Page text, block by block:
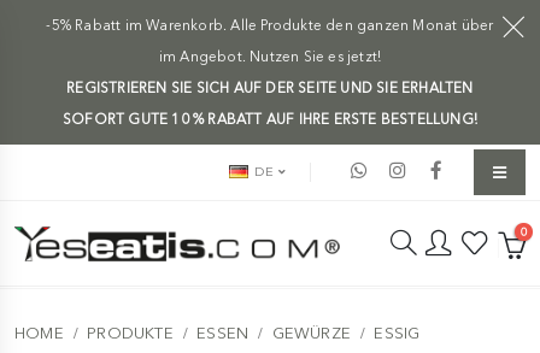
-5% Rabatt im Warenkorb. Alle Produkte den ganzen Monat über
im Angebot. Nutzen Sie es jetzt!
REGISTRIEREN SIE SICH AUF DER SEITE UND SIE ERHALTEN
SOFORT GUTE 10 % RABATT AUF IHRE ERSTE BESTELLUNG!
DE
0
HOME PRODUKTE ESSEN GEWÜRZE
ESSIG